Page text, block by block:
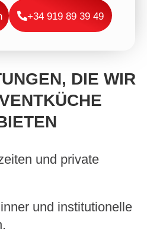
+34 919 89 39 49
DIE WIR
und private
und institutionelle